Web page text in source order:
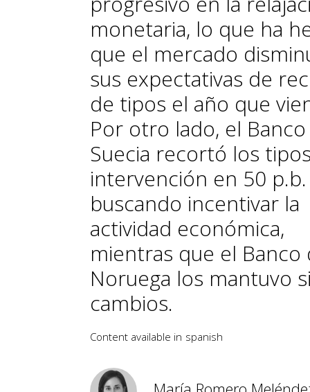
monetaria, lo que ha
que el mercado
sus expectativas de
de tipos el año que
Por otro lado, el
Suecia recortó los
intervención en 50 p.b.
buscando incentivar la
actividad económica,
mientras que el Banco
Noruega los mantuvo
cambios.
Content available in spanish